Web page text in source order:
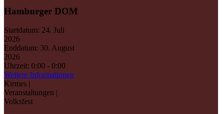
Hamburger DOM
Startdatum: 24. Juli
2026
Enddatum: 30. August
2026
Uhrzeit: 0:00 - 0:00
Weitere Informationen
Kirmes |
Veranstaltungen |
Volksfest